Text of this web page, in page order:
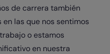
de carrera también
las que nos sentimos
o estamos
en nuestra